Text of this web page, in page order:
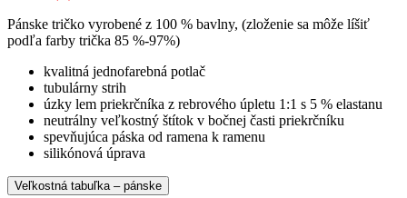
Pánske tričko vyrobené z 100 % bavlny, (zloženie sa môže líšiť
podľa farby trička 85 %-97%)
kvalitná jednofarebná potlač
tubulárny strih
úzky lem priekrčníka z rebrového úpletu 1:1 s 5 % elastanu
neutrálny veľkostný štítok v bočnej časti priekrčníku
spevňujúca páska od ramena k ramenu
silikónová úprava
Veľkostná tabuľka – pánske